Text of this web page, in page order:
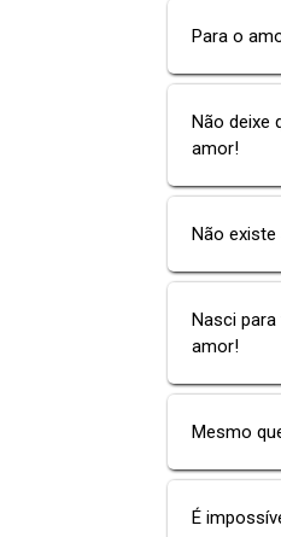
Para o
Não deixe
amor!
Não
Nasci
amor!
Mesmo
É